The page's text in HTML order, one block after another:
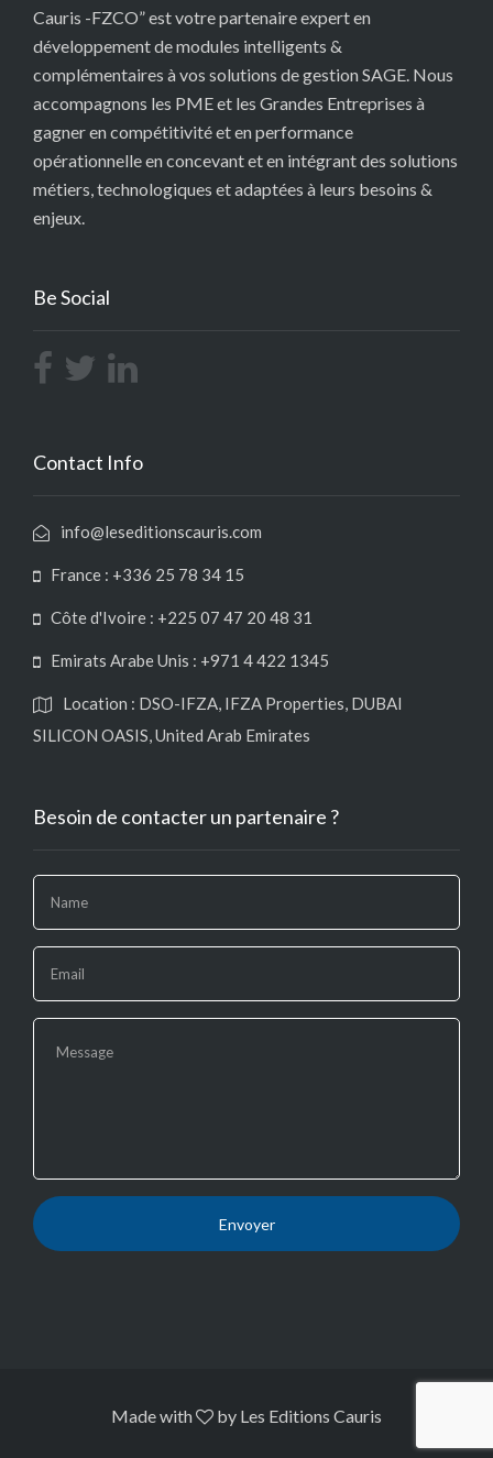
Cauris -FZCO” est votre partenaire expert en
développement de modules intelligents &
complémentaires à vos solutions de gestion SAGE. Nous
accompagnons les PME et les Grandes Entreprises à
gagner en compétitivité et en performance
opérationnelle en concevant et en intégrant des solutions
métiers, technologiques et adaptées à leurs besoins &
enjeux.
Be Social
Contact Info
info@leseditionscauris.com
France : +336 25 78 34 15
Côte d'Ivoire : +225 07 47 20 48 31
Emirats Arabe Unis : +971 4 422 1345
Location : DSO-IFZA, IFZA Properties, DUBAI
SILICON OASIS, United Arab Emirates
Besoin de contacter un partenaire ?
you
human,
field
Made with by Les Editions Cauris